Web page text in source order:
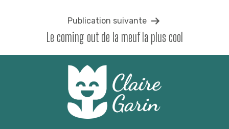
Publication suivante
Le coming out de la meuf la plus cool